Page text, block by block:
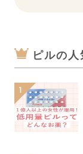
ピルの